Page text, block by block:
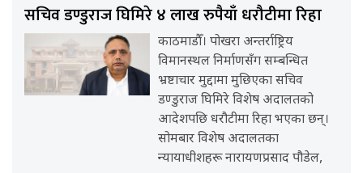
सचिव डण्डुराज घिमिरे ४ लाख रुपैयाँ धरौटीमा रिहा
काठमाडौँ। पोखरा अन्तर्राष्ट्रिय
विमानस्थल निर्माणसँग सम्बन्धित
भ्रष्टाचार मुद्दामा मुछिएका सचिव
डण्डुराज घिमिरे विशेष अदालतको
आदेशपछि धरौटीमा रिहा भएका छन्।
सोमबार विशेष अदालतका
न्यायाधीशहरू नारायणप्रसाद पौडेल,